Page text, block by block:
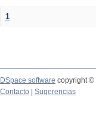
1
DSpace software copyright ©
Contacto
Sugerencias